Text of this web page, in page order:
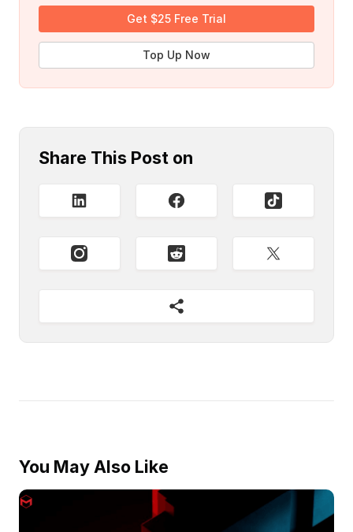
Get $25 Free Trial
Top Up Now
Share This Post on
You May Also Like